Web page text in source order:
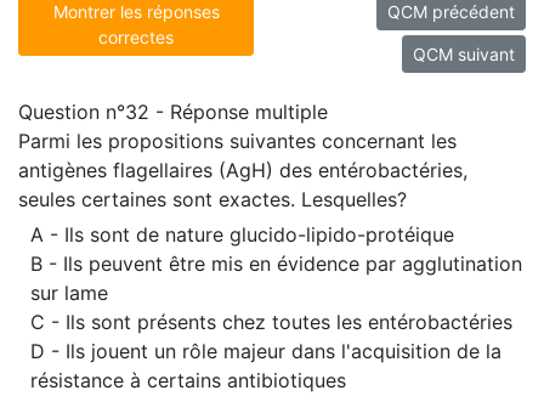
Montrer les réponses
correctes
QCM précédent
QCM suivant
Question n°32 - Réponse multiple
Parmi les propositions suivantes concernant les
antigènes flagellaires (AgH) des entérobactéries,
seules certaines sont exactes. Lesquelles?
A - Ils sont de nature glucido-lipido-protéique
B - Ils peuvent être mis en évidence par agglutination
sur lame
C - Ils sont présents chez toutes les entérobactéries
D - Ils jouent un rôle majeur dans l'acquisition de la
résistance à certains antibiotiques